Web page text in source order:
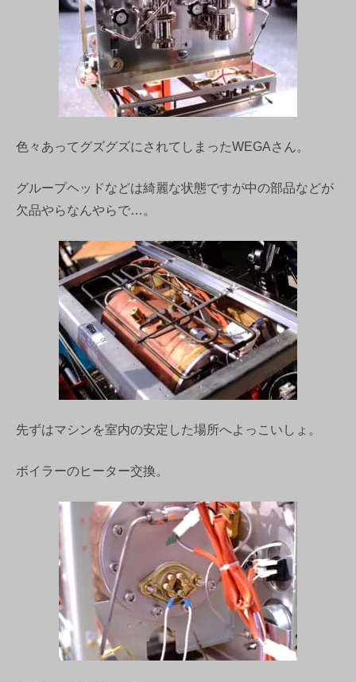
色々あってグズグズにされてしまったWEGAさん。
グループヘッドなどは綺麗な状態ですが中の部品などが
欠品やらなんやらで…。
先ずはマシンを室内の安定した場所へよっこいしょ。
ボイラーのヒーター交換。